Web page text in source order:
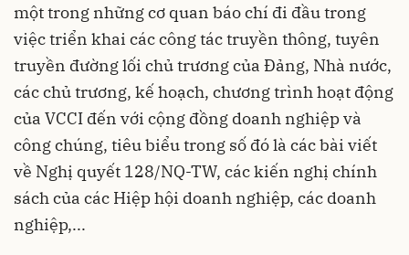
một trong những cơ quan báo chí đi đầu trong
việc triển khai các công tác truyền thông, tuyên
truyền đường lối chủ trương của Đảng, Nhà nước,
các chủ trương, kế hoạch, chương trình hoạt động
của VCCI đến với cộng đồng doanh nghiệp và
công chúng, tiêu biểu trong số đó là các bài viết
về Nghị quyết 128/NQ-TW, các kiến nghị chính
sách của các Hiệp hội doanh nghiệp, các doanh
nghiệp,...